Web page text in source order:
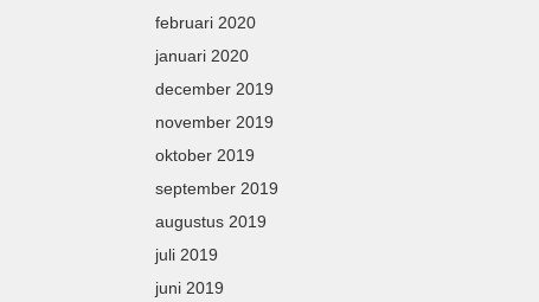
februari 2020
januari 2020
december 2019
november 2019
oktober 2019
september 2019
augustus 2019
juli 2019
juni 2019